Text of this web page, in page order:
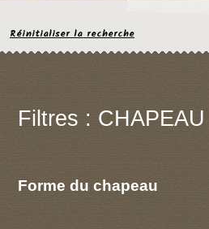
Réinitialiser la recherche
Filtres : CHAPEAU
Forme du chapeau